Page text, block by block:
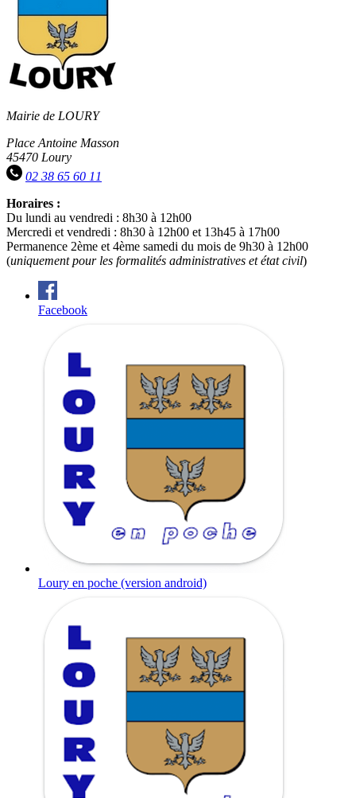
Mairie de LOURY
Place Antoine Masson
45470 Loury
02 38 65 60 11
Horaires :
Du lundi au vendredi : 8h30 à 12h00
Mercredi et vendredi : 8h30 à 12h00 et 13h45 à 17h00
Permanence 2ème et 4ème samedi du mois de 9h30 à 12h00
(uniquement pour les formalités administratives et état civil)
Facebook
Loury en poche (version android)